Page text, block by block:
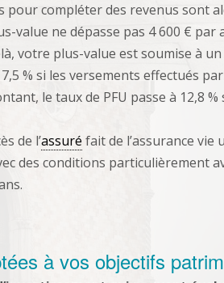
pour compléter des revenus sont
value ne dépasse pas 4 600 € par
votre plus-value est soumise à un
% si les versements effectués
le taux de PFU passe à 12,8
de l’assuré fait de l’assurance vie
des conditions particulièrement
à vos objectifs